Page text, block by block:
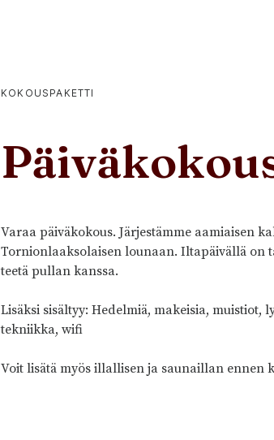
KOKOUSPAKETTI
Varaa päiväkokous. Järjestämme aamiaisen
Tornionlaaksolaisen lounaan. Iltapäivällä on
teetä pullan kanssa.
Lisäksi sisältyy: Hedelmiä, makeisia, muistiot,
tekniikka, wifi
Voit lisätä myös illallisen ja saunaillan ennen